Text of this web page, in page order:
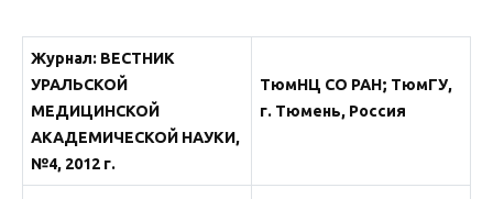
Журнал: ВЕСТНИК
УРАЛЬСКОЙ
МЕДИЦИНСКОЙ
АКАДЕМИЧЕСКОЙ НАУКИ,
№4, 2012 г.
ТюмНЦ СО РАН; ТюмГУ,
г. Тюмень, Россия